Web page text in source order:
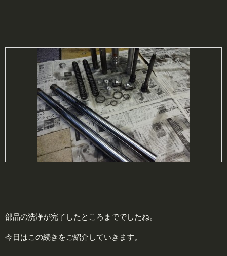
部品の洗浄が完了したところまででしたね。
今日はこの続きをご紹介していきます。